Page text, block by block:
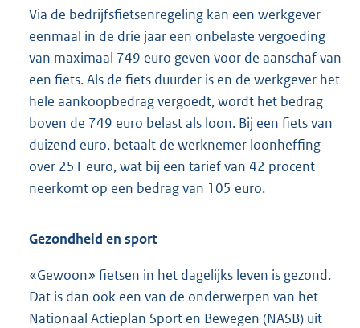
Via de bedrijfsfietsenregeling kan een werkgever
eenmaal in de drie jaar een onbelaste vergoeding
van maximaal 749 euro geven voor de aanschaf van
een fiets. Als de fiets duurder is en de werkgever het
hele aankoopbedrag vergoedt, wordt het bedrag
boven de 749 euro belast als loon. Bij een fiets van
duizend euro, betaalt de werknemer loonheffing
over 251 euro, wat bij een tarief van 42 procent
neerkomt op een bedrag van 105 euro.
Gezondheid en sport
«Gewoon» fietsen in het dagelijks leven is gezond.
Dat is dan ook een van de onderwerpen van het
Nationaal Actieplan Sport en Bewegen (NASB) uit